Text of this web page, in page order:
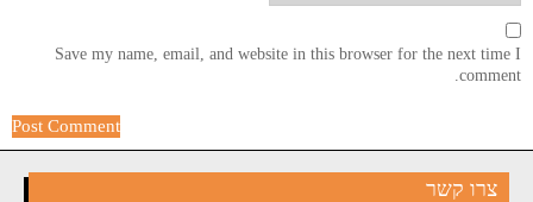
Save my name, email, and website in this browser for the next time I
comment.
צרו קשר